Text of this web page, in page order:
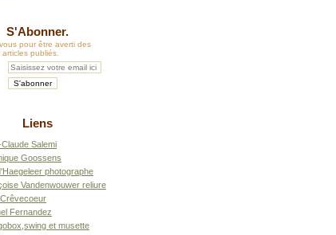
S'Abonner.
pour être averti des
publiés.
Liens
Salemi
Goossens
photographe
Vandenwouwer reliure
Fernandez
et musette